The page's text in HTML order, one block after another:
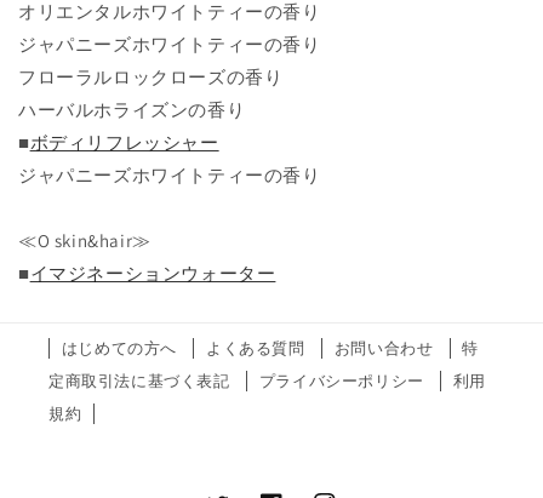
オリエンタルホワイトティーの香り
ジャパニーズホワイトティーの香り
フローラルロックローズの香り
ハーバルホライズンの香り
■ボディリフレッシャー
ジャパニーズホワイトティーの香り
≪O skin&hair≫
■イマジネーションウォーター
はじめての方へ よくある質問 お問い合わせ
特
定商取引法に基づく表記
プライバシーポリシー
利用
規約